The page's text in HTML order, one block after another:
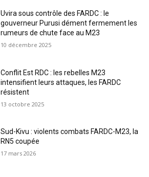
Uvira sous contrôle des FARDC : le
gouverneur Purusi dément fermement les
rumeurs de chute face au M23
10 décembre 2025
Conflit Est RDC : les rebelles M23
intensifient leurs attaques, les FARDC
résistent
13 octobre 2025
Sud-Kivu : violents combats FARDC-M23, la
RN5 coupée
17 mars 2026